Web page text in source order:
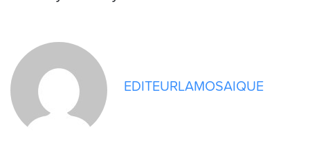
EDITEURLAMOSAIQUE